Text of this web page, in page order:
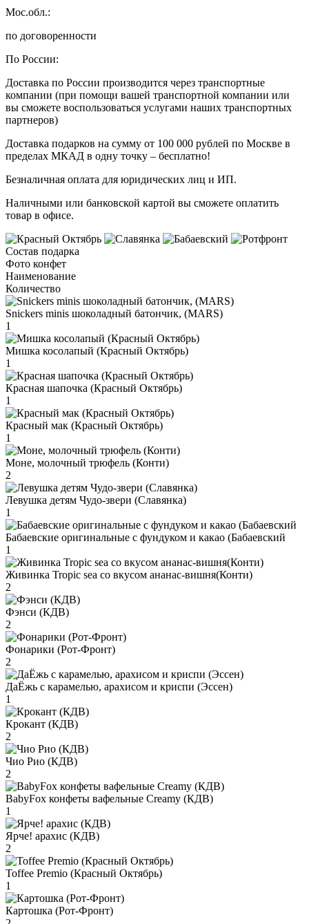
Мос.обл.:
по договоренности
По России:
Доставка по России производится через транспортные
компании (при помощи вашей транспортной компании или
вы сможете воспользоваться услугами наших транспортных
партнеров)
Доставка подарков на сумму от 100 000 рублей по Москве в
пределах МКАД в одну точку – бесплатно!
Безналичная оплата для юридических лиц и ИП.
Наличными или банковской картой вы сможете оплатить
товар в офисе.
Состав подарка
Фото конфет
Наименование
Количество
Snickers minis шоколадный батончик, (MARS)
1
Мишка косолапый (Красный Октябрь)
1
Красная шапочка (Красный Октябрь)
1
Красный мак (Красный Октябрь)
1
Моне, молочный трюфель (Конти)
2
Левушка детям Чудо-звери (Славянка)
1
Бабаевские оригинальные с фундуком и какао (Бабаевский
1
Живинка Tropic sea со вкусом ананас-вишня(Конти)
2
Фэнси (КДВ)
2
Фонарики (Рот-Фронт)
2
ДаЁжь с карамелью, арахисом и криспи (Эссен)
1
Крокант (КДВ)
2
Чио Рио (КДВ)
2
BabyFox конфеты вафельные Creamy (КДВ)
1
Ярче! арахис (КДВ)
2
Toffee Premio (Красный Октябрь)
1
Картошка (Рот-Фронт)